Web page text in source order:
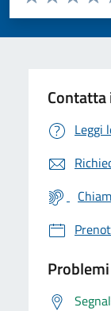
Valuta
Valuta 2
Valuta 1 stelle
Leggi